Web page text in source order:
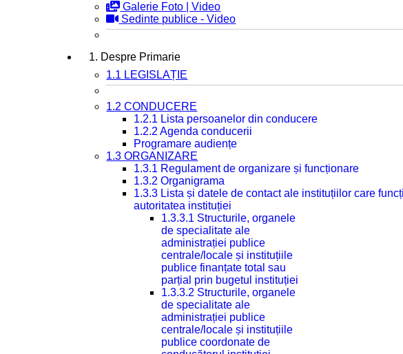
Galerie Foto | Video
Sedinte publice - Video
1. Despre Primarie
1.1 LEGISLAȚIE
1.2 CONDUCERE
1.2.1 Lista persoanelor din conducere
1.2.2 Agenda conducerii
Programare audiențe
1.3 ORGANIZARE
1.3.1 Regulament de organizare și funcționare
1.3.2 Organigrama
1.3.3 Lista și datele de contact ale instituțiilor care
autoritatea instituției
1.3.3.1 Structurile, organele
de specialitate ale
administrației publice
centrale/locale și instituțiile
publice finanțate total sau
parțial prin bugetul instituției
1.3.3.2 Structurile, organele
de specialitate ale
administrației publice
centrale/locale și instituțiile
publice coordonate de